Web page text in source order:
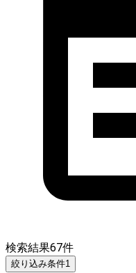
検索結果67件
絞り込み条件1